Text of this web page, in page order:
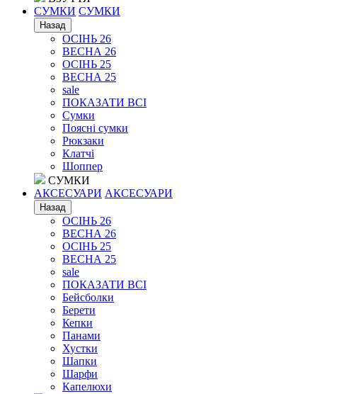
СУМКИ СУМКИ
Назад
ОСІНЬ 26
ВЕСНА 26
ОСІНЬ 25
ВЕСНА 25
sale
ПОКАЗАТИ ВСІ
Сумки
Поясні сумки
Рюкзаки
Клатчі
Шоппер
СУМКИ
АКСЕСУАРИ АКСЕСУАРИ
Назад
ОСІНЬ 26
ВЕСНА 26
ОСІНЬ 25
ВЕСНА 25
sale
ПОКАЗАТИ ВСІ
Бейсболки
Берети
Кепки
Панами
Хустки
Шапки
Шарфи
Капелюхи